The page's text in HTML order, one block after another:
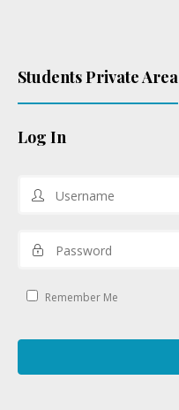
Students Private Area
Log In
Remember Me